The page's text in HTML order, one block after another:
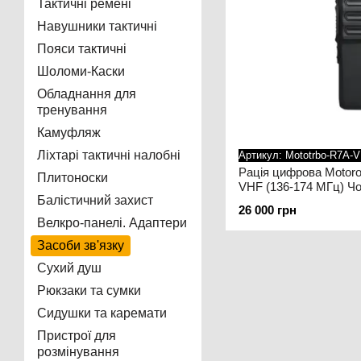
Артикул: Mototrbo-R7A-
Рація цифрова
VHF (136-174 МГц)
26 000 грн
Тактичні ремені
Навушники тактичні
Пояси тактичні
Шоломи-Каски
Обладнання для
тренування
Камуфляж
Ліхтарі тактичні налобні
Плитоноски
Балістичний захист
Велкро-панелі. Адаптери
Засоби зв'язку
Сухий душ
Рюкзаки та сумки
Сидушки та каремати
Пристрої для
розмінування